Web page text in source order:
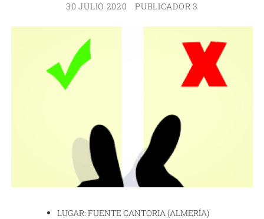
30 JULIO 2020 PUBLICADOR 3
LUGAR: FUENTE CANTORIA (ALMERÍA)